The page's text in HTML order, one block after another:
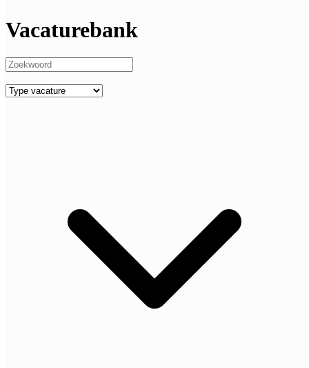
Vacaturebank